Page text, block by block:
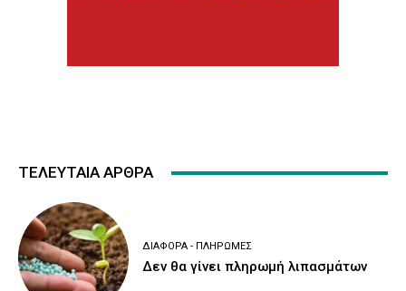
ΤΕΛΕΥΤΑΙΑ ΑΡΘΡΑ
ΔΙΆΦΟΡΑ - ΠΛΗΡΩΜΈΣ
Δεν θα γίνει πληρωμή λιπασμάτων